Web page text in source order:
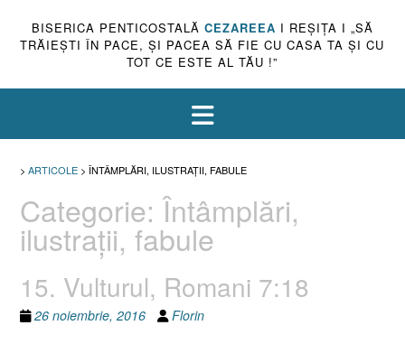
BISERICA PENTICOSTALĂ CEZAREEA I REŞIŢA I „SĂ
TRĂIEŞTI ÎN PACE, ŞI PACEA SĂ FIE CU CASA TA ŞI CU
TOT CE ESTE AL TĂU !”
> ARTICOLE > ÎNTÂMPLĂRI, ILUSTRAŢII, FABULE
Categorie: Întâmplări,
ilustraţii, fabule
15. Vulturul, Romani 7:18
26 noiembrie, 2016 Florin